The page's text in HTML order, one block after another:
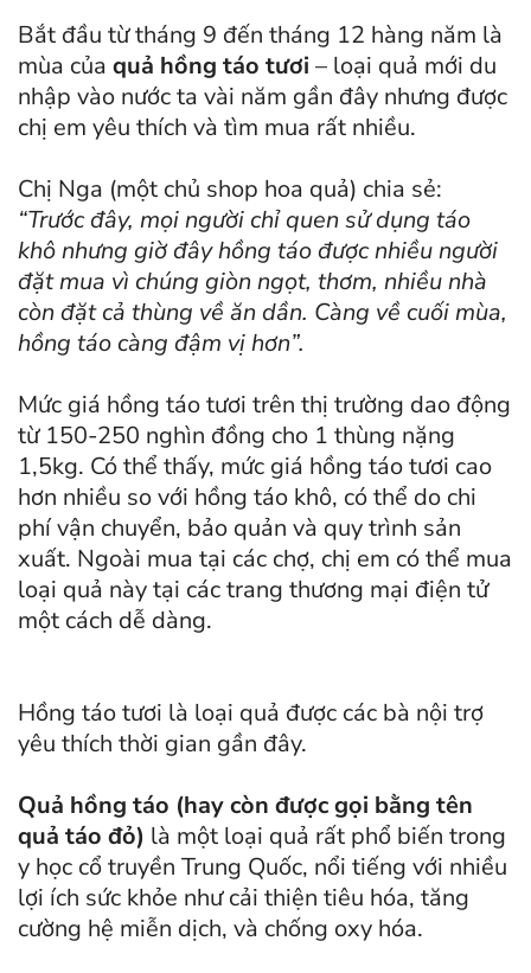
Bắt đầu từ tháng 9 đến tháng 12 hàng năm là
mùa của quả hồng táo tươi – loại quả mới du
nhập vào nước ta vài năm gần đây nhưng được
chị em yêu thích và tìm mua rất nhiều.
Chị Nga (một chủ shop hoa quả) chia sẻ:
“Trước đây, mọi người chỉ quen sử dụng táo
khô nhưng giờ đây hồng táo được nhiều người
đặt mua vì chúng giòn ngọt, thơm, nhiều nhà
còn đặt cả thùng về ăn dần. Càng về cuối mùa,
hồng táo càng đậm vị hơn”.
Mức giá hồng táo tươi trên thị trường dao động
từ 150-250 nghìn đồng cho 1 thùng nặng
1,5kg. Có thể thấy, mức giá hồng táo tươi cao
hơn nhiều so với hồng táo khô, có thể do chi
phí vận chuyển, bảo quản và quy trình sản
xuất. Ngoài mua tại các chợ, chị em có thể mua
loại quả này tại các trang thương mại điện tử
một cách dễ dàng.
Hồng táo tươi là loại quả được các bà nội trợ
yêu thích thời gian gần đây.
Quả hồng táo (hay còn được gọi bằng tên
quả táo đỏ) là một loại quả rất phổ biến trong
y học cổ truyền Trung Quốc, nổi tiếng với nhiều
lợi ích sức khỏe như cải thiện tiêu hóa, tăng
cường hệ miễn dịch, và chống oxy hóa.